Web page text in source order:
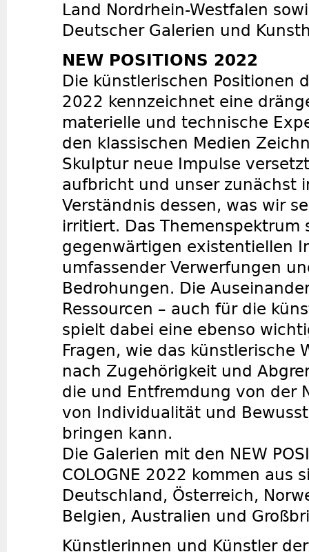
Land Nordrhein-Westfalen
Deutscher Galerien und
NEW POSITIONS 2022
Die künstlerischen Positionen
2022 kennzeichnet eine
materielle und technische
den klassischen Medien
Skulptur neue Impulse
aufbricht und unser zunächst
Verständnis dessen, was wir
irritiert. Das Themenspektrum
gegenwärtigen existentiellen
umfassender Verwerfungen
Bedrohungen. Die
Ressourcen – auch für die
spielt dabei eine ebenso
Fragen, wie das künstlerische
nach Zugehörigkeit und
die und Entfremdung von der
von Individualität und
bringen kann.
Die Galerien mit den NEW
COLOGNE 2022 kommen aus
Deutschland, Österreich,
Belgien, Australien und
Künstlerinnen und Künstler der